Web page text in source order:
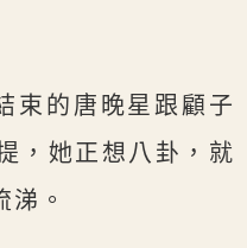
束的唐晚星跟顧子
，她正想八卦，就
。